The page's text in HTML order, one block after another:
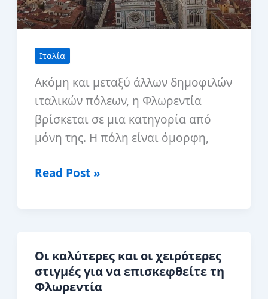
Ιταλία
Ακόμη και μεταξύ άλλων δημοφιλών
ιταλικών πόλεων, η Φλωρεντία
βρίσκεται σε μια κατηγορία από
μόνη της. Η πόλη είναι όμορφη,
3
τέλειο
δρομολόγιο
Read Post »
Οι καλύτερες και οι χειρότερες
στιγμές για να επισκεφθείτε τη
Φλωρεντία